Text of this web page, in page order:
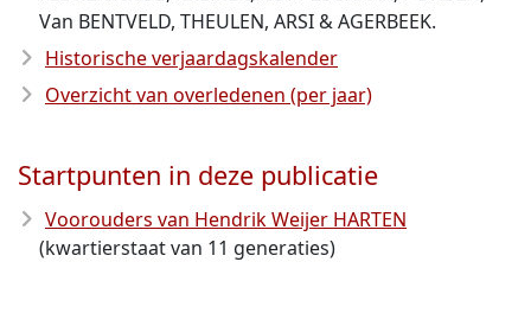
Van BENTVELD, THEULEN, ARSI & AGERBEEK.
Historische verjaardagskalender
Overzicht van overledenen (per jaar)
Startpunten in deze publicatie
Voorouders van Hendrik Weijer HARTEN
(kwartierstaat van 11 generaties)